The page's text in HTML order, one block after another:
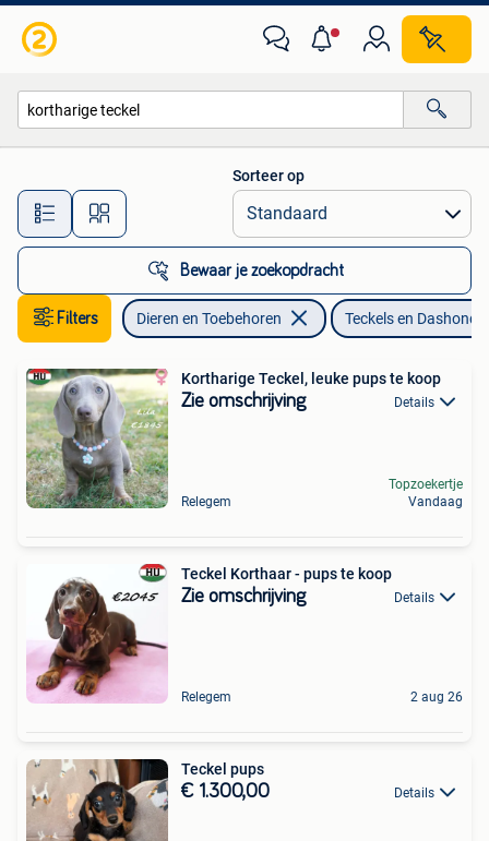
Alle afstanden…
Sorteer op
Bewaar je zoekopdracht
Filters Dieren en Toebehoren Teckels en
Kortharige Teckel, leuke pups te koop
Zie omschrijving Details
Relegem
Topzoekertje
Vandaag
Teckel Korthaar - pups te koop
Zie omschrijving Details
Relegem 2 aug 26
Teckel pups
€ 1.300,00 Details